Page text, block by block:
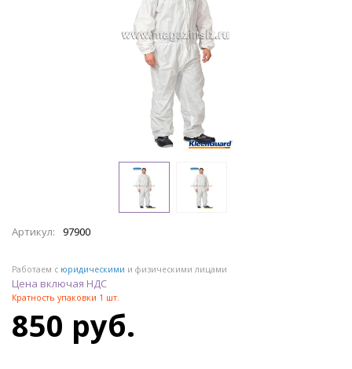
Артикул: 97900
Работаем с юридическими и физическими лицами
Цена включая НДС
Кратность упаковки 1 шт.
850 руб.